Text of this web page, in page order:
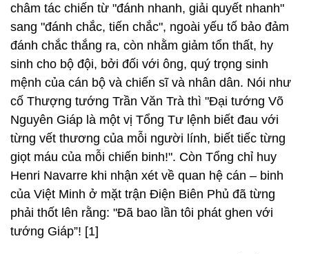
châm tác chiến từ "đánh nhanh, giải quyết nhanh"
sang "đánh chắc, tiến chắc", ngoài yếu tố bảo đảm
đánh chắc thắng ra, còn nhằm giảm tổn thất, hy
sinh cho bộ đội, bởi đối với ông, quý trọng sinh
mệnh của cán bộ và chiến sĩ và nhân dân. Nói như
cố Thượng tướng Trần Văn Trà thì "Đại tướng Võ
Nguyên Giáp là một vị Tổng Tư lệnh biết đau với
từng vết thương của mỗi người lính, biết tiếc từng
giọt máu của mỗi chiến binh!". Còn Tổng chỉ huy
Henri Navarre khi nhận xét về quan hệ cán – binh
của Việt Minh ở mặt trận Điện Biên Phủ đã từng
phải thốt lên rằng: "Đã bao lần tôi phát ghen với
tướng Giáp”! [1]